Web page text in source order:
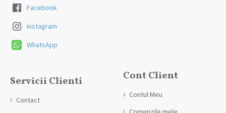
livrare in momentul plasarii comenzii.
Facebook
Instagram
WhatsApp
Servicii Clienti
Contact
Cont Client
Contul Meu